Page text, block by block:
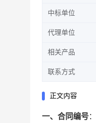
中标单位
代理单位
相关产品
联系方式
正文内容
一、合同编号：